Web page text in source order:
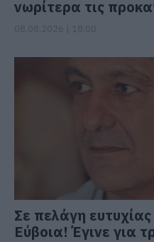
νωρίτερα τις
Σε πελάγη
Εύβοια! Έγινε για